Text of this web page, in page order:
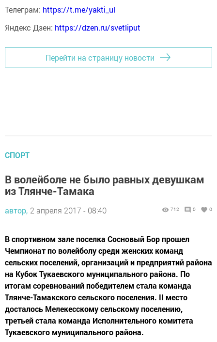
Телеграм: https://t.me/yakti_ul
Яндекс Дзен: https://dzen.ru/svetliput
Перейти на страницу новости
СПОРТ
В волейболе не было равных девушкам
из Тлянче-Тамака
автор, 2 апреля 2017 - 08:40 712 0 0
В спортивном зале поселка Сосновый Бор прошел
Чемпионат по волейболу среди женских команд
сельских поселений, организаций и предприятий района
на Кубок Тукаевского муниципального района. По
итогам соревнований победителем стала команда
Тлянче-Тамакского сельского поселения. II место
досталось Мелекесскому сельскому поселению,
третьей стала команда Исполнительного комитета
Тукаевского муниципального района.